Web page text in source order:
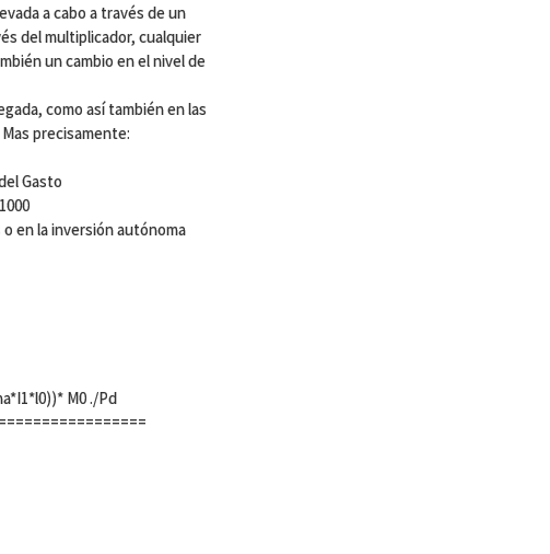
a cabo a través de un
del multiplicador, cualquier
un cambio en el nivel de
como así también en las
precisamente:
Gasto
en la inversión autónoma
M0 ./Pd